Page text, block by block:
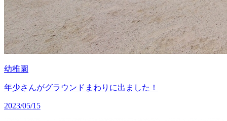
幼稚園
年少さんがグラウンドまわりに出ました！
2023/05/15